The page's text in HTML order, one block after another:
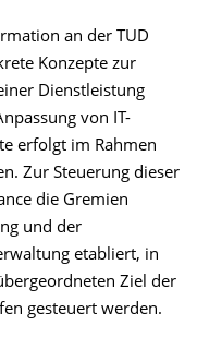
an der TUD
Konzepte zur
Dienstleistung
von IT-
erfolgt im Rahmen
Zur Steuerung dieser
die Gremien
und der
etabliert, in
Ziel der
gesteuert werden.